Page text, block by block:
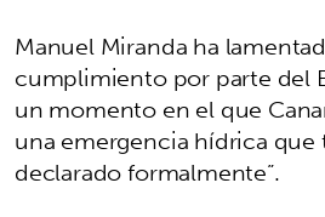
Manuel Miranda ha
cumplimiento por parte del
un momento en el que
una emergencia hídrica que
declarado formalmente”.